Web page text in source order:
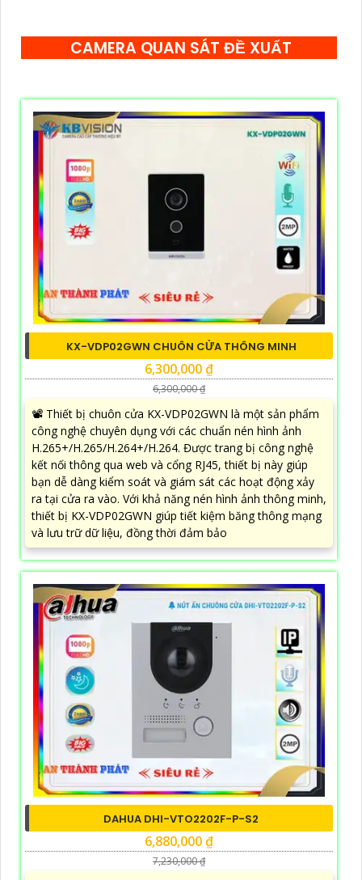
CAMERA QUAN SÁT ĐỀ XUẤT
KX-VDP02GWN CHUÔN CỬA THÔNG MINH
6,300,000 ₫
6,300,000 ₫
📽 Thiết bị chuôn cửa KX-VDP02GWN là một sản phẩm
công nghệ chuyên dụng với các chuẩn nén hình ảnh
H.265+/H.265/H.264+/H.264. Được trang bị công nghệ
kết nối thông qua web và cổng RJ45, thiết bị này giúp
bạn dễ dàng kiểm soát và giám sát các hoạt động xảy
ra tại cửa ra vào. Với khả năng nén hình ảnh thông minh,
thiết bị KX-VDP02GWN giúp tiết kiệm băng thông mạng
và lưu trữ dữ liệu, đồng thời đảm bảo
DAHUA DHI-VTO2202F-P-S2
6,880,000 ₫
7,230,000 ₫